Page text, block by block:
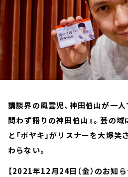
講談界の風雲児、神田伯山が一
問わず語りの神田伯山』。芸の域
と「ボヤキ」がリスナーを大爆
わらない。
【2021年12月24日（金）のお知ら